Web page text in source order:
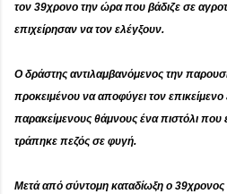
τον 39χρονο την ώρα που βάδιζε σε
επιχείρησαν να τον ελέγξουν.
Ο δράστης αντιλαμβανόμενος την
προκειμένου να αποφύγει τον
παρακείμενους θάμνους ένα πιστόλι που
τράπηκε πεζός σε φυγή.
Μετά από σύντομη καταδίωξη ο 39χρονος